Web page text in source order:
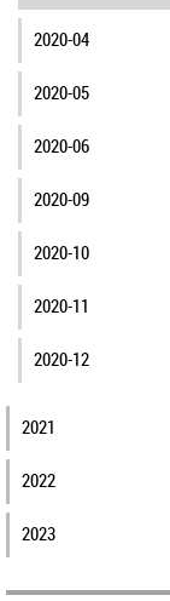
2020-04
2020-05
2020-06
2020-09
2020-10
2020-11
2020-12
2021
2022
2023